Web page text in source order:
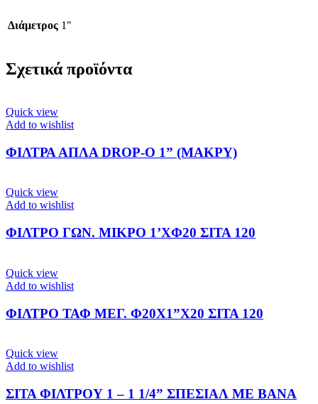
Διάμετρος 1"
Σχετικά προϊόντα
Quick view
Add to wishlist
ΦΙΛΤΡΑ ΑΠΛΑ DROP-O 1” (ΜΑΚΡΥ)
Quick view
Add to wishlist
ΦΙΛΤΡΟ ΓΩΝ. ΜΙΚΡΟ 1’ΧΦ20 ΣΙΤΑ 120
Quick view
Add to wishlist
ΦΙΛΤΡΟ ΤΑΦ ΜΕΓ. Φ20Χ1”Χ20 ΣΙΤΑ 120
Quick view
Add to wishlist
ΣΙΤΑ ΦΙΛΤΡΟΥ 1 – 1 1/4” ΣΠΕΣΙΑΛ ΜΕ ΒΑΝΑ